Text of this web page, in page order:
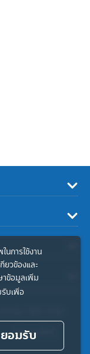
งทุน ทิสโก้ จำกัด
คำสงวนสิทธิ์
นการใช้งาน
ยวข้องและ
าข้อมูลเพิ่ม
บเพื่อ
ยอมรับ